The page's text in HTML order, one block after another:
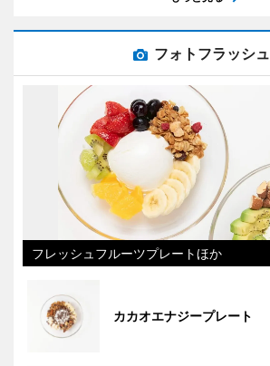
フォトフラッシュ
フレッシュフルーツプレートほか
カカオエナジープレート